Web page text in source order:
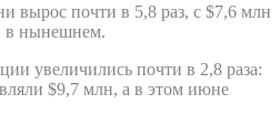
вырос почти в 5,8 раз, с $7,6 млн
в нынешнем.
увеличились почти в 2,8 раза:
$9,7 млн, а в этом июне